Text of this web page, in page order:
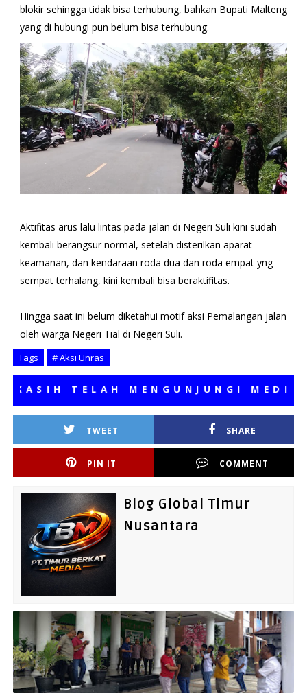
blokir sehingga tidak bisa terhubung, bahkan Bupati Malteng
yang di hubungi pun belum bisa terhubung.
Aktifitas arus lalu lintas pada jalan di Negeri Suli kini sudah
kembali berangsur normal, setelah disterilkan aparat
keamanan, dan kendaraan roda dua dan roda empat yng
sempat terhalang, kini kembali bisa beraktifitas.
Hingga saat ini belum diketahui motif aksi Pemalangan jalan
oleh warga Negeri Tial di Negeri Suli.
Tags # Aksi Unras
TELAH MENGUNJUNGI MEDIA KAMI,
TWEET SHARE
PIN IT COMMENT
Blog Global Timur
Nusantara